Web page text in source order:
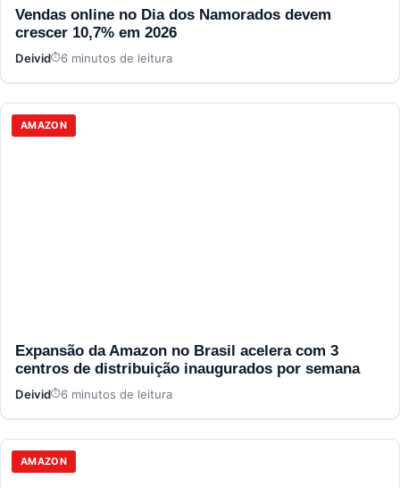
Vendas online no Dia dos Namorados devem
crescer 10,7% em 2026
Deivid 6 minutos de leitura
AMAZON
Expansão da Amazon no Brasil acelera com 3
centros de distribuição inaugurados por semana
Deivid 6 minutos de leitura
AMAZON